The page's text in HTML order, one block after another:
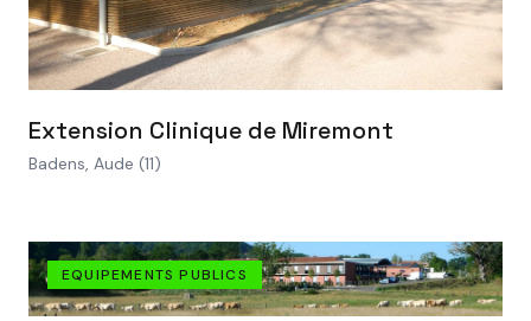
VOIR LE PROJET
Extension Clinique de Miremont
Badens, Aude (11)
EQUIPEMENTS PUBLICS